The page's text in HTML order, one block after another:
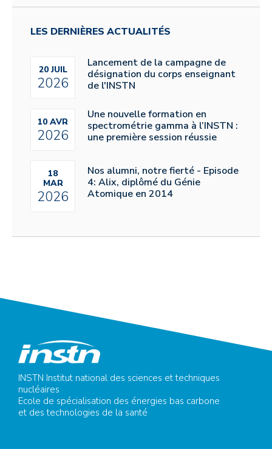
LES DERNIÈRES ACTUALITÉS
20 JUIL
2026
Lancement de la campagne de
désignation du corps enseignant
de l'INSTN
10 AVR
2026
Une nouvelle formation en
spectrométrie gamma à l’INSTN :
une première session réussie
18
MAR
2026
Nos alumni, notre fierté - Episode
4: Alix, diplômé du Génie
Atomique en 2014
INSTN Institut national des sciences et techniques
nucléaires
Ecole de spécialisation des énergies bas carbone
et des technologies de la santé